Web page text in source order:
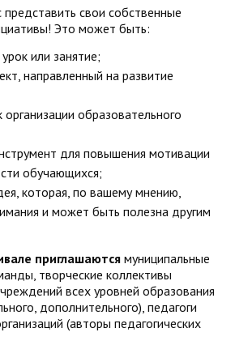
учебному году 2026-2027
переподготовка
свои собственные
Это может быть:
или занятие;
направленный на развитие
образовательного
для повышения мотивации
обучающихся;
которая, по вашему мнению,
и может быть полезна другим
приглашаются муниципальные
творческие коллективы
всех уровней образования
дополнительного), педагоги
(авторы педагогических